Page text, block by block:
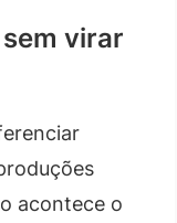
virar
acontece o